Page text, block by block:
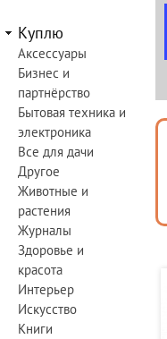
Куплю
Аксессуары
Бизнес и
партнёрство
Бытовая техника и
электроника
Все для дачи
Другое
Животные и
растения
Журналы
Здоровье и
красота
Интерьер
Искусство
Книги